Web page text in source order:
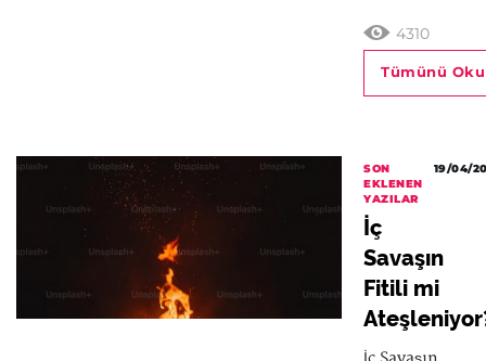
4310
Tümünü Oku
SON
EKLENEN
YAZILAR
19/04/
İç
Savaşın
Fitili mi